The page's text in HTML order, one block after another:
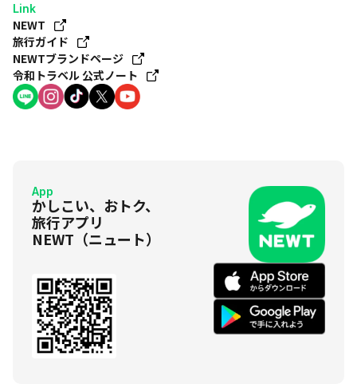
Link
NEWT
旅行ガイド
NEWTブランドページ
令和トラベル 公式ノート
App
かしこい、おトク、
旅行アプリ
NEWT（ニュート）